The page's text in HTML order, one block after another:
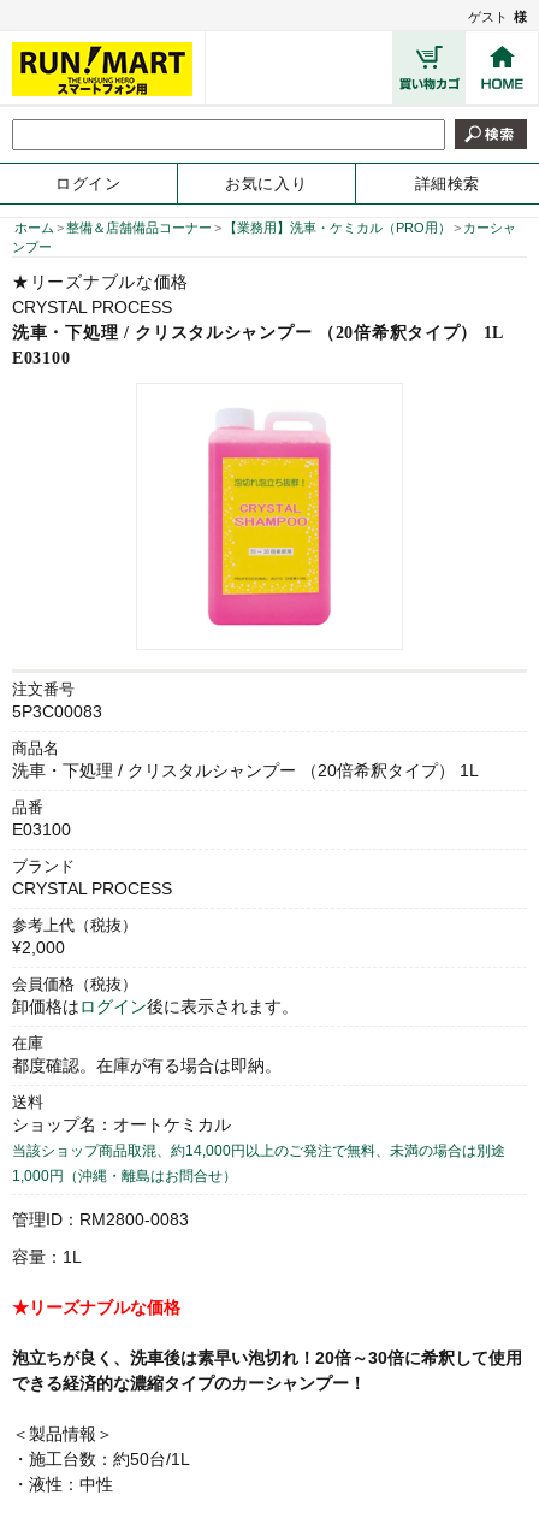
ゲスト 様
ログイン お気に入り 詳細検索
ホーム >整備＆店舗備品コーナー > 【業務用】洗車・ケミカル（PRO用） > カーシャ
ンプー
★リーズナブルな価格
CRYSTAL PROCESS
洗車・下処理 / クリスタルシャンプー （20倍希釈タイプ） 1L
E03100
注文番号
5P3C00083
商品名
洗車・下処理 / クリスタルシャンプー （20倍希釈タイプ） 1L
品番
E03100
ブランド
CRYSTAL PROCESS
参考上代（税抜）
¥2,000
会員価格（税抜）
卸価格はログイン後に表示されます。
在庫
都度確認。在庫が有る場合は即納。
送料
ショップ名：オートケミカル
当該ショップ商品取混、約14,000円以上のご発注で無料、未満の場合は別途
1,000円（沖縄・離島はお問合せ）
管理ID：RM2800-0083
容量：1L
★リーズナブルな価格
泡立ちが良く、洗車後は素早い泡切れ！20倍～30倍に希釈して使用
できる経済的な濃縮タイプのカーシャンプー！
＜製品情報＞
・施工台数：約50台/1L
・液性：中性